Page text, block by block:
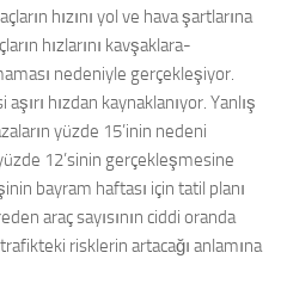
hızını yol ve hava şartlarına
hızlarını kavşaklara-
nedeniyle gerçekleşiyor.
hızdan kaynaklanıyor. Yanlış
yüzde 15’inin nedeni
12’sinin gerçekleşmesine
bayram haftası için tatil planı
araç sayısının ciddi oranda
risklerin artacağı anlamına